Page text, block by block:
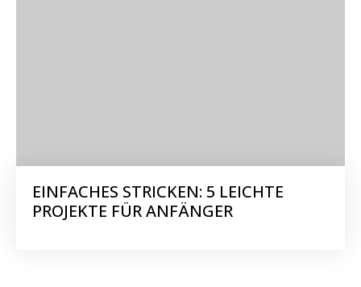
EINFACHES STRICKEN: 5 LEICHTE
PROJEKTE FÜR ANFÄNGER